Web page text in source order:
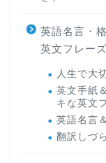
英語名言・
英文フレー
人生で大
英文手紙
キな英文
英語名言
翻訳しづ